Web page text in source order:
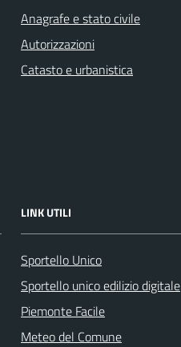
Anagrafe e stato civile
Autorizzazioni
Catasto e urbanistica
LINK UTILI
Sportello Unico
Sportello unico edilizio digitale
Piemonte Facile
Meteo del Comune